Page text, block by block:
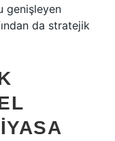
genişleyen
da stratejik